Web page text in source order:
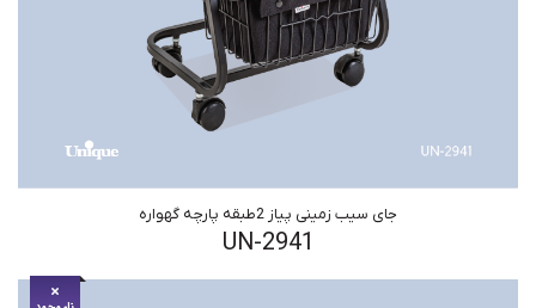
جای سیب زمینی پیاز 2طبقه پارچه گهواره
UN-2941